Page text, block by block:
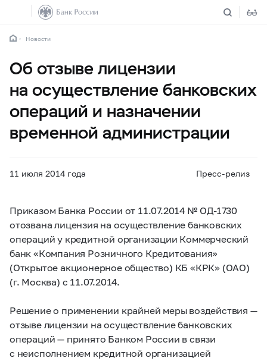
Новости
Об отзыве лицензии
на осуществление банковских
операций и назначении
временной администрации
11 июля 2014 года Пресс-релиз
Приказом Банка России от 11.07.2014 № ОД-1730
отозвана лицензия на осуществление банковских
операций у кредитной организации Коммерческий
банк «Компания Розничного Кредитования»
(Открытое акционерное общество) КБ «КРК» (ОАО)
(г. Москва) с 11.07.2014.
Решение о применении крайней меры воздействия —
отзыве лицензии на осуществление банковских
операций — принято Банком России в связи
с неисполнением кредитной организацией